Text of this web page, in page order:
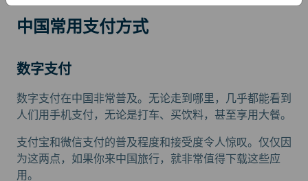
中国常用支付方式
数字支付
数字支付在中国非常普及。无论走到哪里，几乎都能看到
人们用手机支付，无论是打车、买饮料，甚至享用大餐。
支付宝和微信支付的普及程度和接受度令人惊叹。仅仅因
为这两点，如果你来中国旅行，就非常值得下载这些应
用。